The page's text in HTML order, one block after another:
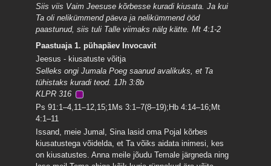
Siis viis Vaim Jeesuse kõrbesse kuradi kiusata. Ja kui
Ta oli nelikümmend päeva ja nelikümmend ööd
paastunud, siis tuli Talle viimaks nälg kätte. Mt 4:1-2
Paastuaja 1. pühapäev Invocavit
Jeesus - kiusatuste võitja
Selleks ongi Jumala Poeg saanud avalikuks, et Ta
tühistaks kuradi teod. 1Jh 3:8b
KLPR 316
Ps 91:1–4,11–12,15;1Ms 3:1–7(8–19);Hb 4:14–16;Mt
4:1–11
Issand, meie Jumal, Sina lasid oma Pojal kõrbes
kiusatustega võidelda, et Ta võiks aidata inimesi, kes
on kiusatustes. Anna meile jõudu Temale järgneda ning